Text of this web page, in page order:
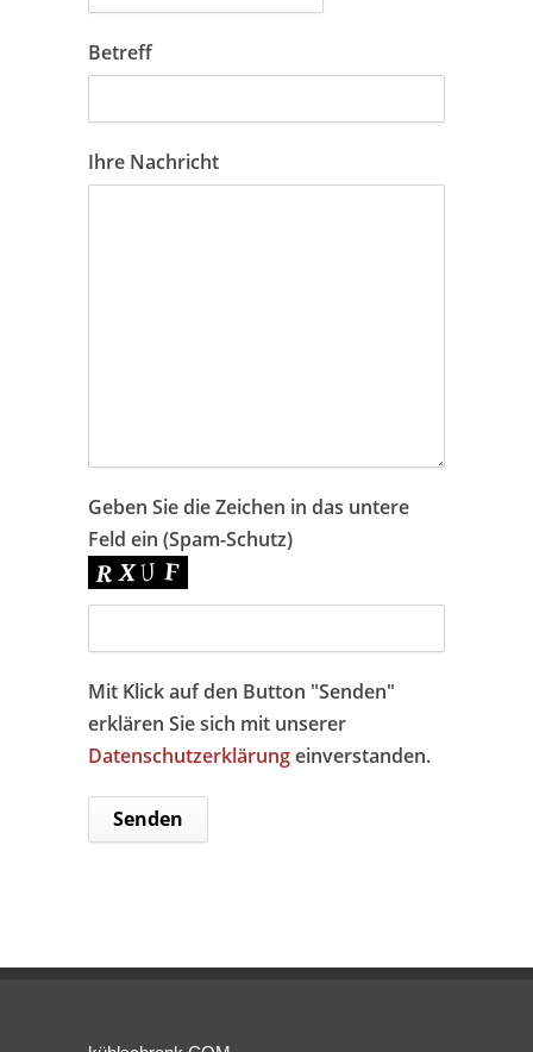
Betreff
Ihre Nachricht
Geben Sie die Zeichen in das untere
Feld ein (Spam-Schutz)
Mit Klick auf den Button "Senden"
erklären Sie sich mit unserer
Datenschutzerklärungeinverstanden.